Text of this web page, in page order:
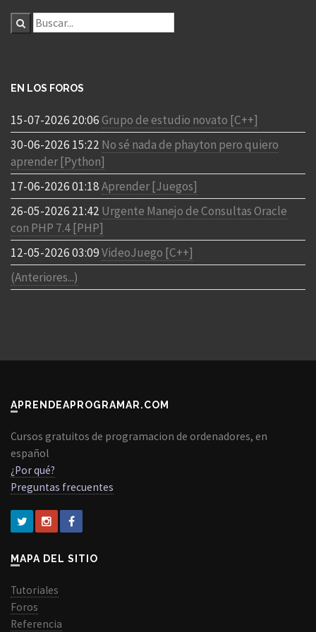
EN LOS FOROS
15-07-2026 20:06Grupo de estudio novato [C++]
30-06-2026 15:22 No sé nada de phayton pero quiero
aprender [Python]
17-06-2026 01:18Aprender [Juegos]
26-05-2026 21:42 Urgente Manejo de Consultas Oracle
con PHP 7.4 [PHP]
12-05-2026 03:09VideoJuego [C++]
(Anteriores...)
APRENDEAPROGRAMAR.COM
Cursos gratuitos de programacion de ordenadores, en
español
¿Por qué?
Preguntas frecuentes
MAPA DEL SITIO
Tutoriales
Foros
Referencia